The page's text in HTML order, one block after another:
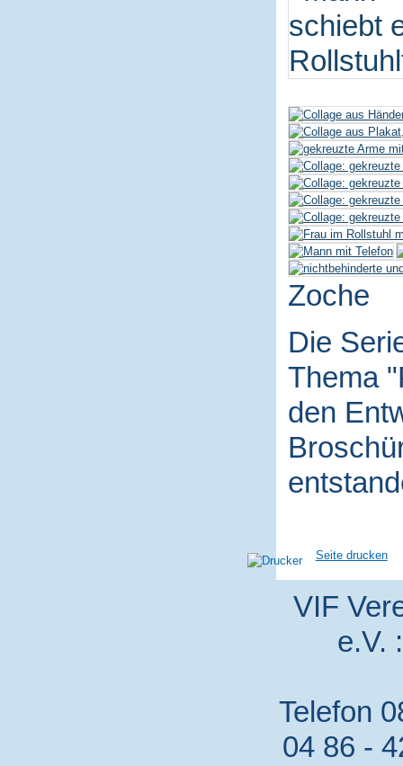
Zoche
Die
Thema
den
Seite drucken
VIF
e.V.
Telefon
04 86 -